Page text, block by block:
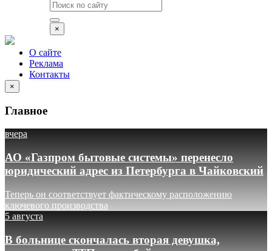
×
О сайте
Реклама
Контакты
×
Главное
вчера
АО «Газпром бытовые системы» перенесло
юридический адрес из Петербурга в Чайковский
Теперь он соответствует фактическому расположению
ключевого производства
5 августа
В больнице скончалась вторая девушка,